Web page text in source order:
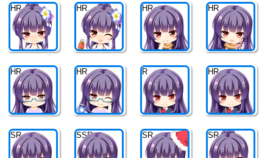
HR HR HR HR
HR HR R HR
SR SSR SR SR